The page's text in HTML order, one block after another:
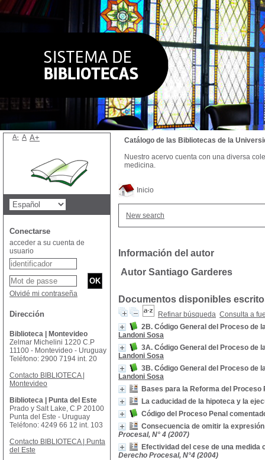
Inicio
New search
Información del autor
Autor Santiago Garderes
Documentos disponibles
Refinar búsqueda Consulta a
2B. Código General del Proceso de
Landoni Sosa
3A. Código General del Proceso de
Landoni Sosa
3B. Código General del Proceso de
Landoni Sosa
Bases para la Reforma del Proceso
La caducidad de la hipoteca y la
Código del Proceso Penal
Consecuencia de omitir la
Procesal, N° 4 (2007)
Efectividad del cese de una
Derecho Procesal, N°4 (2004)
Catálogo de las Bibliotecas de la
Nuestro acervo cuenta con una diversa
medicina.
A- A A+
Conectarse
acceder a su cuenta de
usuario
Olvidé mi contraseña
Dirección
Biblioteca | Montevideo
Zelmar Michelini 1220 C.P
11100 - Montevideo - Uruguay
Teléfono: 2900 7194 int. 20
Contacto BIBLIOTECA |
Montevideo
Biblioteca | Punta del Este
Prado y Salt Lake, C.P 20100
Punta del Este - Uruguay
Teléfono: 4249 66 12 int. 103
Contacto BIBLIOTECA | Punta
del Este